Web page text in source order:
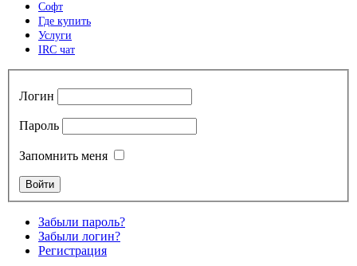
Софт
Где купить
Услуги
IRC чат
Логин
Пароль
Запомнить меня
Забыли пароль?
Забыли логин?
Регистрация